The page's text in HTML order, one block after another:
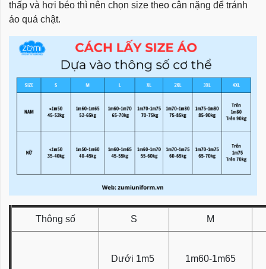
thấp và hơi béo thì nên chọn size theo cân nặng để tránh
áo quá chật.
Thông số S M
Dưới 1m5 1m60-1m65